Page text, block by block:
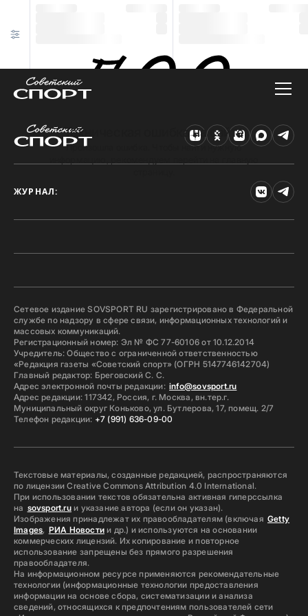
Техническая ошибка на сайте
Произошла ошибка. Чтобы найти нужную
ЖУРНАЛ:
Сетевое издание SOVSPORT RU зарегистрировано в Федеральной
службе по надзору в сфере связи, информационных технологий и
массовых коммуникаций.
Регистрационный номер: Эл № ФС 77-60106 от 10.12.2014
Учредитель: Общество с ограниченной ответственностью
«Редакция газеты «Советский спорт» (ОГРН 5147746142704)
Главный редактор: Бреговский С. С.
Адрес электронной почты редакции: info@sovsport.ru
Адрес редакции: 117342, Россия, г. Москва, вн.тер.г.
Муниципальный округ Коньково, ул. Бутлерова, 17, помещ. 2/7
Телефон редакции: +7 (991) 636-09-00
Текстовые материалы, созданные редакцией, распространяются
по лицензии Creative Commons Attribution 4.0 International.
При использовании текстов обязательна активная гиперссылка
на sovsport.ruи указание автора (если он указан).
Изображения принадлежат их правообладателям (включая Getty
Images, РИА Новостии др.) и используются на основании
коммерческих лицензий. Их копирование и повторное
использование запрещены без прямого разрешения
правообладателя.
На информационном ресурсе применяются рекомендательные
технологии (информационные технологии предоставления
информации на основе сбора, систематизации и анализа
сведений, относящихся к предпочтениям пользователей сети